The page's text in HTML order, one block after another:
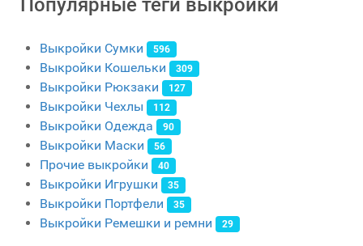
Популярные теги выкройки
Выкройки Сумки 596
Выкройки Кошельки 309
Выкройки Рюкзаки 127
Выкройки Чехлы 112
Выкройки Одежда 90
Выкройки Маски 56
Прочие выкройки 40
Выкройки Игрушки 35
Выкройки Портфели 35
Выкройки Ремешки и ремни 29